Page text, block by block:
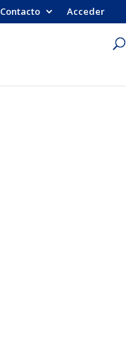
Contacto Acceder